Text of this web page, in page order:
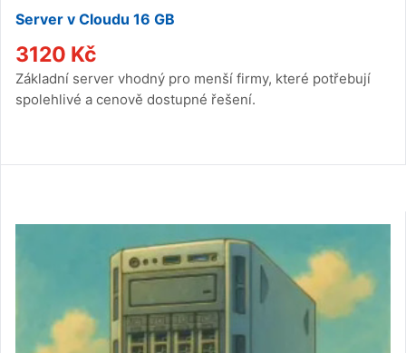
Server v Cloudu 16 GB
3120 Kč
Základní server vhodný pro menší firmy, které potřebují
spolehlivé a cenově dostupné řešení.